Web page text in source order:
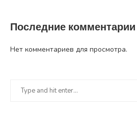
Последние комментарии
Нет комментариев для просмотра.